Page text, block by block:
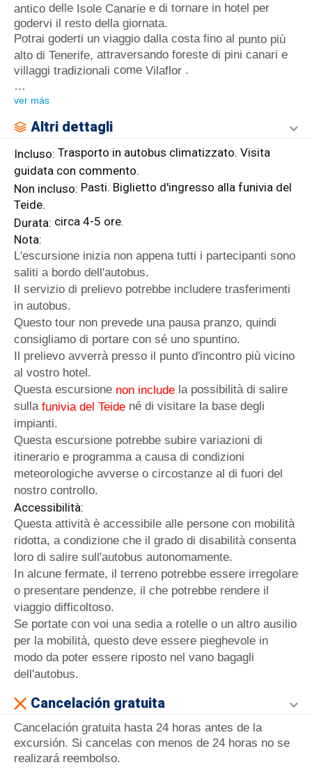
antico delle Isole Canarie e di tornare in hotel per
godervi il resto della giornata.
Potrai goderti un viaggio dalla costa fino al punto più
alto di Tenerife, attraversando foreste di pini canari e
villaggi tradizionali come Vilaflor .
…
ver más
Altri dettagli
Incluso: Trasporto in autobus climatizzato. Visita
guidata con commento.
Non incluso: Pasti. Biglietto d'ingresso alla funivia del
Teide.
Durata: circa 4-5 ore.
Nota:
L'escursione inizia non appena tutti i partecipanti sono
saliti a bordo dell'autobus.
Il servizio di prelievo potrebbe includere trasferimenti
in autobus.
Questo tour non prevede una pausa pranzo, quindi
consigliamo di portare con sé uno spuntino.
Il prelievo avverrà presso il punto d'incontro più vicino
al vostro hotel.
Questa escursione non include la possibilità di salire
sulla funivia del Teide né di visitare la base degli
impianti.
Questa escursione potrebbe subire variazioni di
itinerario e programma a causa di condizioni
meteorologiche avverse o circostanze al di fuori del
nostro controllo.
Accessibilità:
Questa attività è accessibile alle persone con mobilità
ridotta, a condizione che il grado di disabilità consenta
loro di salire sull'autobus autonomamente.
In alcune fermate, il terreno potrebbe essere irregolare
o presentare pendenze, il che potrebbe rendere il
viaggio difficoltoso.
Se portate con voi una sedia a rotelle o un altro ausilio
per la mobilità, questo deve essere pieghevole in
modo da poter essere riposto nel vano bagagli
dell'autobus.
Cancelación gratuita
Cancelación gratuita hasta 24 horas antes de la
excursión. Si cancelas con menos de 24 horas no se
realizará reembolso.